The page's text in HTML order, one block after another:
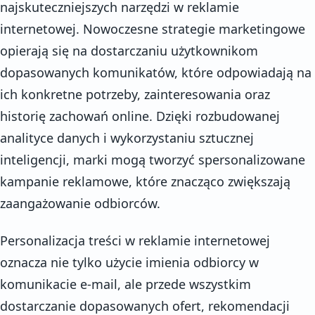
najskuteczniejszych narzędzi w reklamie
internetowej. Nowoczesne strategie marketingowe
opierają się na dostarczaniu użytkownikom
dopasowanych komunikatów, które odpowiadają na
ich konkretne potrzeby, zainteresowania oraz
historię zachowań online. Dzięki rozbudowanej
analityce danych i wykorzystaniu sztucznej
inteligencji, marki mogą tworzyć spersonalizowane
kampanie reklamowe, które znacząco zwiększają
zaangażowanie odbiorców.
Personalizacja treści w reklamie internetowej
oznacza nie tylko użycie imienia odbiorcy w
komunikacie e-mail, ale przede wszystkim
dostarczanie dopasowanych ofert, rekomendacji